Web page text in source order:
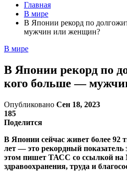
Главная
В мире
В Японии рекорд по
мужчин или женщин?
В мире
В Японии рекорд по
кого больше —
Опубликовано Сен 18, 2023
185
Поделится
В Японии сейчас живет более 92
лет — это рекордный показатель
этом пишет ТАСС со ссылкой на
здравоохранения, труда и